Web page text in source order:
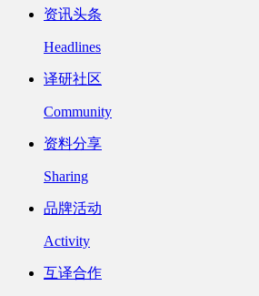
资讯头条
Headlines
译研社区
Community
资料分享
Sharing
品牌活动
Activity
互译合作